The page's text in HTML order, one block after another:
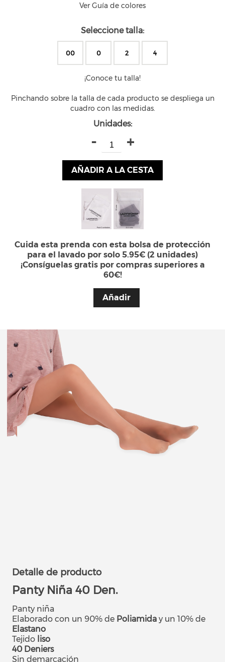
Ver Guía de colores
Seleccione talla:
00 0 2 4
¡Conoce tu talla!
Pinchando sobre la talla de cada producto se despliega un
cuadro con las medidas.
Unidades:
- +
AÑADIR A LA CESTA
Cuida esta prenda con esta bolsa de protección
para el lavado por solo 5.95€ (2 unidades)
¡Consíguelas gratis por compras superiores a
60€!
Añadir
Detalle de producto
Panty Niña 40 Den.
Panty niña
Elaborado con un 90% de Poliamida y un 10% de
Elastano
Tejido liso
40 Deniers
Sin demarcación